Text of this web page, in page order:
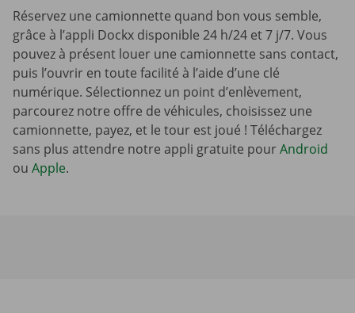
Réservez une camionnette quand bon vous semble,
grâce à l’appli Dockx disponible 24 h/24 et 7 j/7. Vous
pouvez à présent louer une camionnette sans contact,
puis l’ouvrir en toute facilité à l’aide d’une clé
numérique. Sélectionnez un point d’enlèvement,
parcourez notre offre de véhicules, choisissez une
camionnette, payez, et le tour est joué ! Téléchargez
sans plus attendre notre appli gratuite pourAndroid
ou Apple.